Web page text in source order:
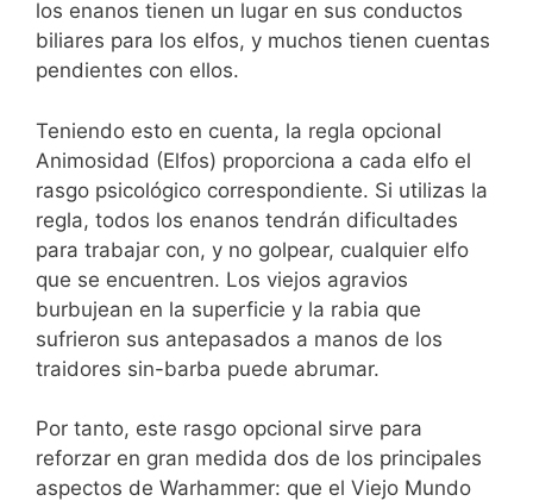
los enanos tienen un lugar en sus conductos
biliares para los elfos, y muchos tienen cuentas
pendientes con ellos.
Teniendo esto en cuenta, la regla opcional
Animosidad (Elfos) proporciona a cada elfo el
rasgo psicológico correspondiente. Si utilizas la
regla, todos los enanos tendrán dificultades
para trabajar con, y no golpear, cualquier elfo
que se encuentren. Los viejos agravios
burbujean en la superficie y la rabia que
sufrieron sus antepasados a manos de los
traidores sin-barba puede abrumar.
Por tanto, este rasgo opcional sirve para
reforzar en gran medida dos de los principales
aspectos de Warhammer: que el Viejo Mundo